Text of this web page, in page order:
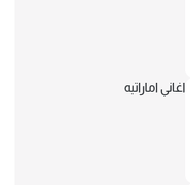
اغاني اماراتيه